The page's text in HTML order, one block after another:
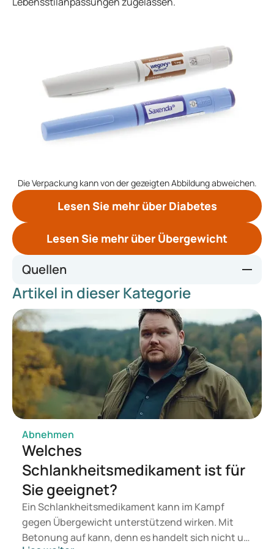
Die Verpackung kann von der gezeigten Abbildung abweichen.
Lesen Sie mehr über Diabetes
Lesen Sie mehr über Übergewicht
Quellen
Wat is het verschil tussen Wegovy en Ozempic? – De
London Obesity Clinic De London Obesity Clinic
(thelondonobesityclinic.com)
Ozempic injectie pen: Gebruik, Bijwerkingen,
Waarschuwingen – Drugs.com
Hoe Ozempic vs. Wegovy (Semaglutide) te gebruiken voor
gewichtsverlies – Dr. Richard Lipman MD
Artikel in dieser Kategorie
Abnehmen
Welches
Schlankheitsmedikament ist für
Sie geeignet?
Ein Schlankheitsmedikament kann im Kampf
gegen Übergewicht unterstützend wirken. Mit
Betonung auf kann, denn es handelt sich nicht um